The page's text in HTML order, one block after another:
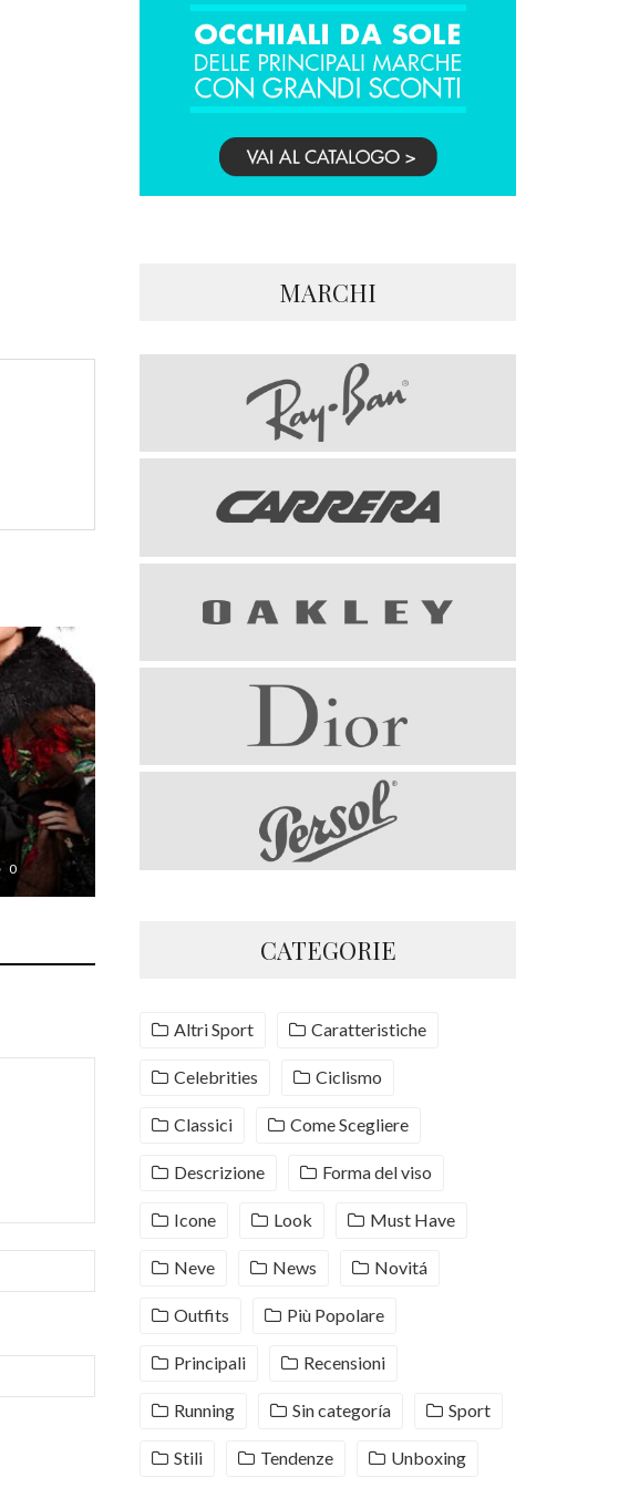
0
MARCHI
CATEGORIE
Altri Sport Caratteristiche
Celebrities Ciclismo
Classici Come Scegliere
Descrizione Forma del viso
Icone Look Must Have
Neve News Novitá
Outfits Più Popolare
Principali Recensioni
Running Sin categoría Sport
Stili Tendenze Unboxing